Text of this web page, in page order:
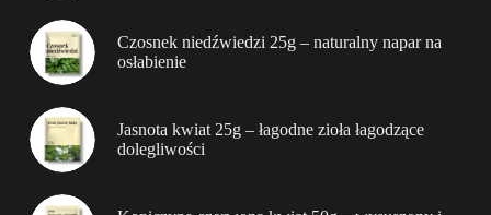
Czosnek niedźwiedzi 25g – naturalny napar na
osłabienie
Jasnota kwiat 25g – łagodne zioła łagodzące
dolegliwości